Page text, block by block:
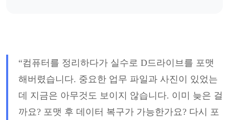
“컴퓨터를 정리하다가 실수로 D드라이브를 포맷
해버렸습니다. 중요한 업무 파일과 사진이 있었는
데 지금은 아무것도 보이지 않습니다. 이미 늦은 걸
까요? 포맷 후 데이터 복구가 가능한가요? 다시
포